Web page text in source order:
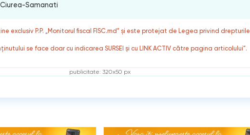
Samanati
exclusiv P.P. „Monitorul fiscal FISC.md” și este protejat de Legea privind drepturile
se face doar cu indicarea SURSEI și cu LINK ACTIV către pagina articolului”.
publicitate: 320x50 px